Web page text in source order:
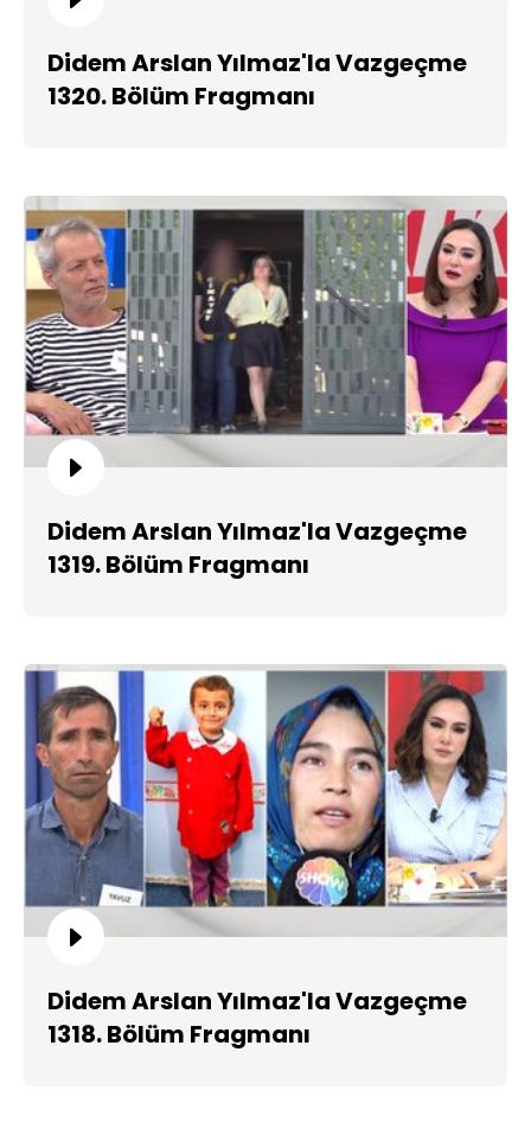
Didem Arslan Yılmaz'la Vazgeçme
1320. Bölüm Fragmanı
Didem Arslan Yılmaz'la Vazgeçme
1319. Bölüm Fragmanı
Didem Arslan Yılmaz'la Vazgeçme
1318. Bölüm Fragmanı